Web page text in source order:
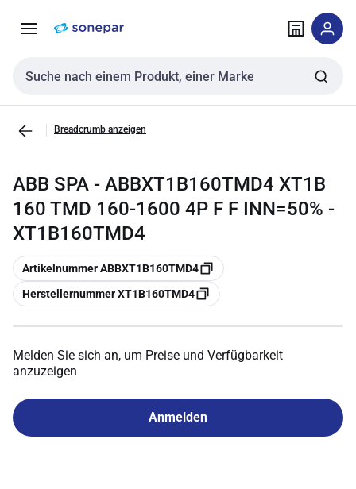
NavigationInhalt
Sucheingabe
Breadcrumb anzeigen
ABB SPA - ABBXT1B160TMD4 XT1B
160 TMD 160-1600 4P F F INN=50% -
XT1B160TMD4
Kopieren
Artikelnummer ABBXT1B160TMD4
Kopieren
Herstellernummer XT1B160TMD4
Melden Sie sich an, um Preise und Verfügbarkeit
anzuzeigen
Anmelden